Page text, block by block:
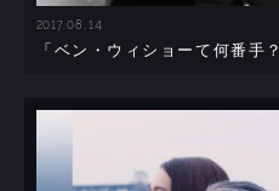
2017.08.14
「ベン・ウィショーて何番手